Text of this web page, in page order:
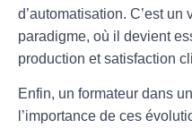
d’automatisation. C’est
paradigme, où il devient
production et satisfaction
Enfin, un formateur dans
l’importance de ces